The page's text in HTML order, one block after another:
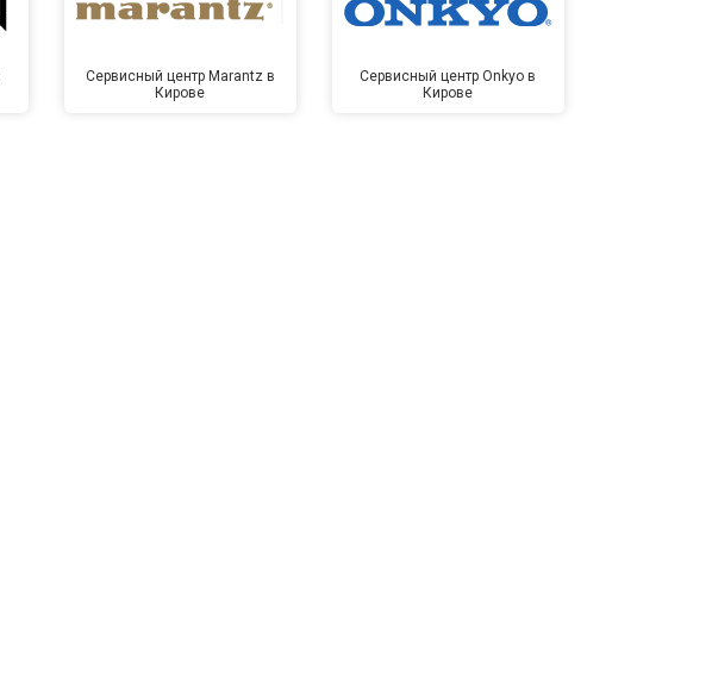
Сервисный центр Marantz в
Кирове
Сервисный центр Onkyo в
Кирове